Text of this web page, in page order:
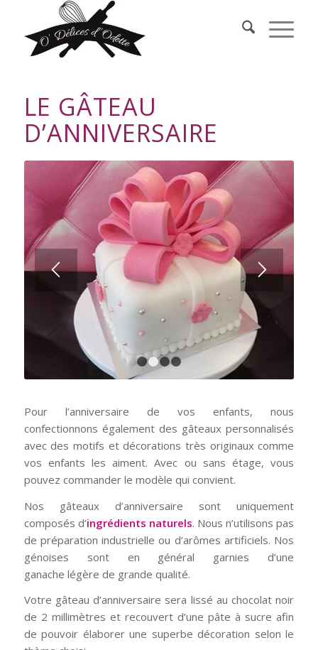
LE GÂTEAU
D’ANNIVERSAIRE
2 3 4
Pour l’anniversaire de vos enfants, nous
confectionnons également des gâteaux personnalisés
avec des motifs et décorations très originaux comme
vos enfants les aiment. Avec ou sans étage, vous
pouvez commander le modèle qui convient.
Nos gâteaux d’anniversaire sont uniquement
composés d’ingrédients naturels. Nous n’utilisons pas
de préparation industrielle ou d’arômes artificiels. Nos
génoises sont en général garnies d’une
ganache légère de grande qualité.
Votre gâteau d’anniversaire sera lissé au chocolat noir
de 2 millimètres et recouvert d’une pâte à sucre afin
de pouvoir élaborer une superbe décoration selon le